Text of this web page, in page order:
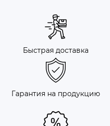
Быстрая доставка
Гарантия на продукцию